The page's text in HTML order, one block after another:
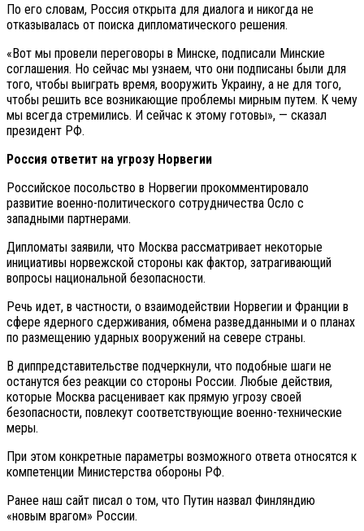
По его словам, Россия открыта для диалога и никогда не
отказывалась от поиска дипломатического решения.
«Вот мы провели переговоры в Минске, подписали Минские
соглашения. Но сейчас мы узнаем, что они подписаны были для
того, чтобы выиграть время, вооружить Украину, а не для того,
чтобы решить все возникающие проблемы мирным путем. К чему
мы всегда стремились. И сейчас к этому готовы», — сказал
президент РФ.
Россия ответит на угрозу Норвегии
Российское посольство в Норвегии прокомментировало
развитие военно-политического сотрудничества Осло с
западными партнерами.
Дипломаты заявили, что Москва рассматривает некоторые
инициативы норвежской стороны как фактор, затрагивающий
вопросы национальной безопасности.
Речь идет, в частности, о взаимодействии Норвегии и Франции в
сфере ядерного сдерживания, обмена разведданными и о планах
по размещению ударных вооружений на севере страны.
В диппредставительстве подчеркнули, что подобные шаги не
останутся без реакции со стороны России. Любые действия,
которые Москва расценивает как прямую угрозу своей
безопасности, повлекут соответствующие военно-технические
меры.
При этом конкретные параметры возможного ответа относятся к
компетенции Министерства обороны РФ.
Ранее наш сайт писал о том, что Путин назвал Финляндию
«новым врагом» России.